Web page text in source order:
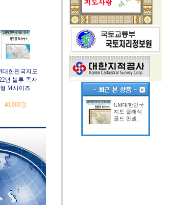
대한민국지도
년 블루 족자
형 M사이즈
40,000원
GM대한민국
지도 클래식
골드 판넬..